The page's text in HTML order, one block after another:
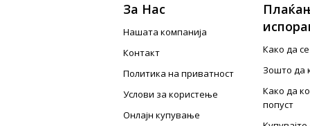
За Нас
Нашата компанија
Контакт
Политика на приватност
Услови за користење
Онлајн купување
Како да
Зошто да
Како да
попуст